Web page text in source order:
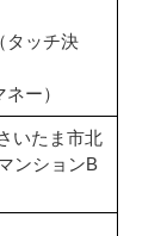
タッチ決
ー）
いたま市北
ンションB